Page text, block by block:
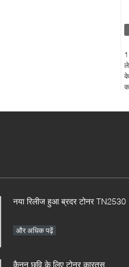
के
नया रिलीज हुआ ब्रदर टोनर TN2530
और अधिक पढ़ें
कैनन छवि के लिए टोनर कारतूस